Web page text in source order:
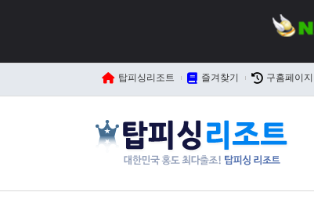
탑피싱리조트 즐겨찾기 구홈페이지